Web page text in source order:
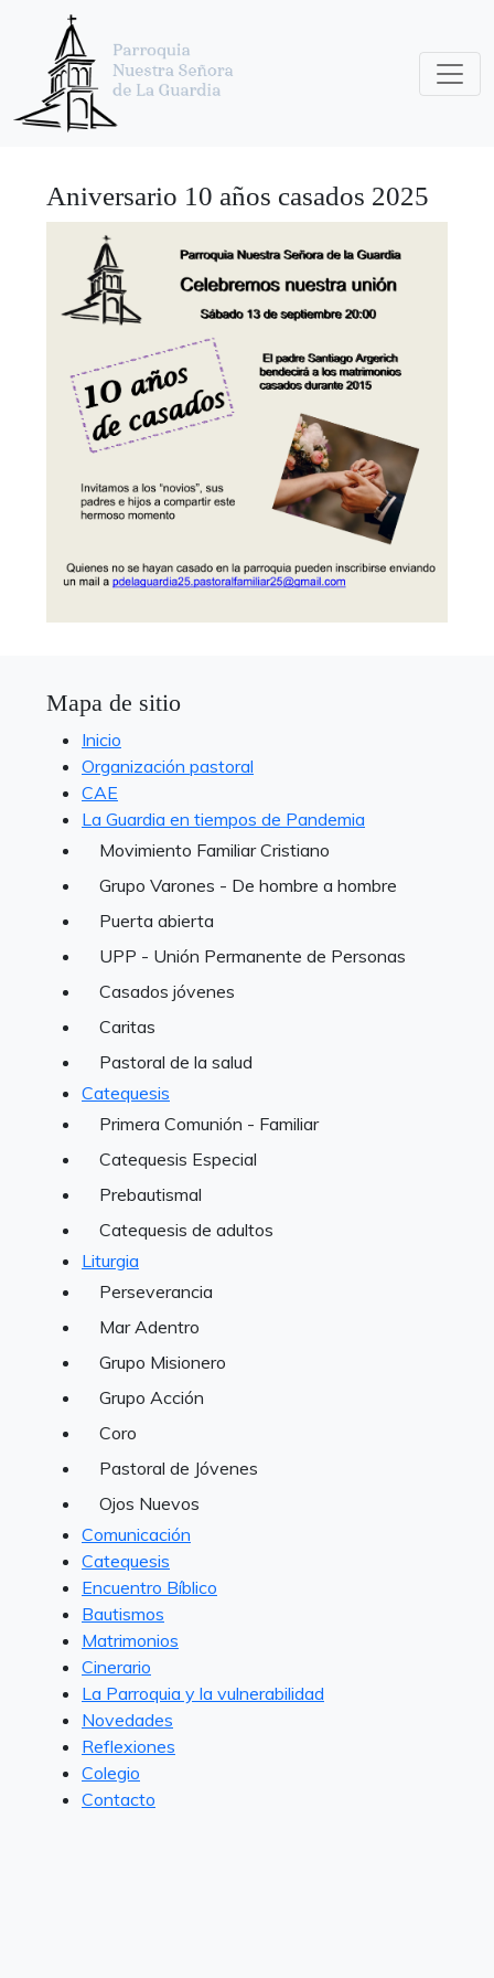
Aniversario 10 años casados 2025
Mapa de sitio
Inicio
Organización pastoral
CAE
La Guardia en tiempos de Pandemia
Movimiento Familiar Cristiano
Grupo Varones - De hombre a hombre
Puerta abierta
UPP - Unión Permanente de Personas
Casados jóvenes
Caritas
Pastoral de la salud
Catequesis
Primera Comunión - Familiar
Catequesis Especial
Prebautismal
Catequesis de adultos
Liturgia
Perseverancia
Mar Adentro
Grupo Misionero
Grupo Acción
Coro
Pastoral de Jóvenes
Ojos Nuevos
Comunicación
Catequesis
Encuentro Bíblico
Bautismos
Matrimonios
Cinerario
La Parroquia y la vulnerabilidad
Novedades
Reflexiones
Colegio
Contacto